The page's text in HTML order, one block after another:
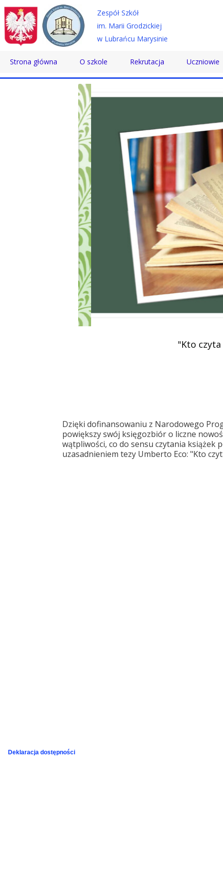
Strona główna O szkole
Historia
Patron
Dyrektor
Nauczyciele
Pracownicy
Absolwenci
Certyfikaty
Podziękowania
Programy
Porozumienia
Rekrutacja
Szkoła Policealna
Uczniowie
Doradztwo
Pomoc
Biblioteka
Konkursy
Zespół Szkół
im. Marii Grodzickiej
w Lubrańcu Marysinie
"Kto
Dzięki dofinansowaniu z Narodowego
powiększy swój księgozbiór o liczne
wątpliwości, co do sensu czytania książek
uzasadnieniem tezy Umberto Eco: "Kto
Deklaracja dostępności